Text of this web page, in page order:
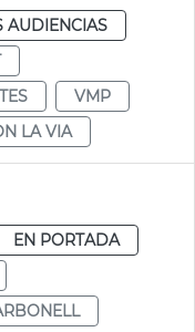
AUDIENCIAS
VMP
LA VIA
EN PORTADA